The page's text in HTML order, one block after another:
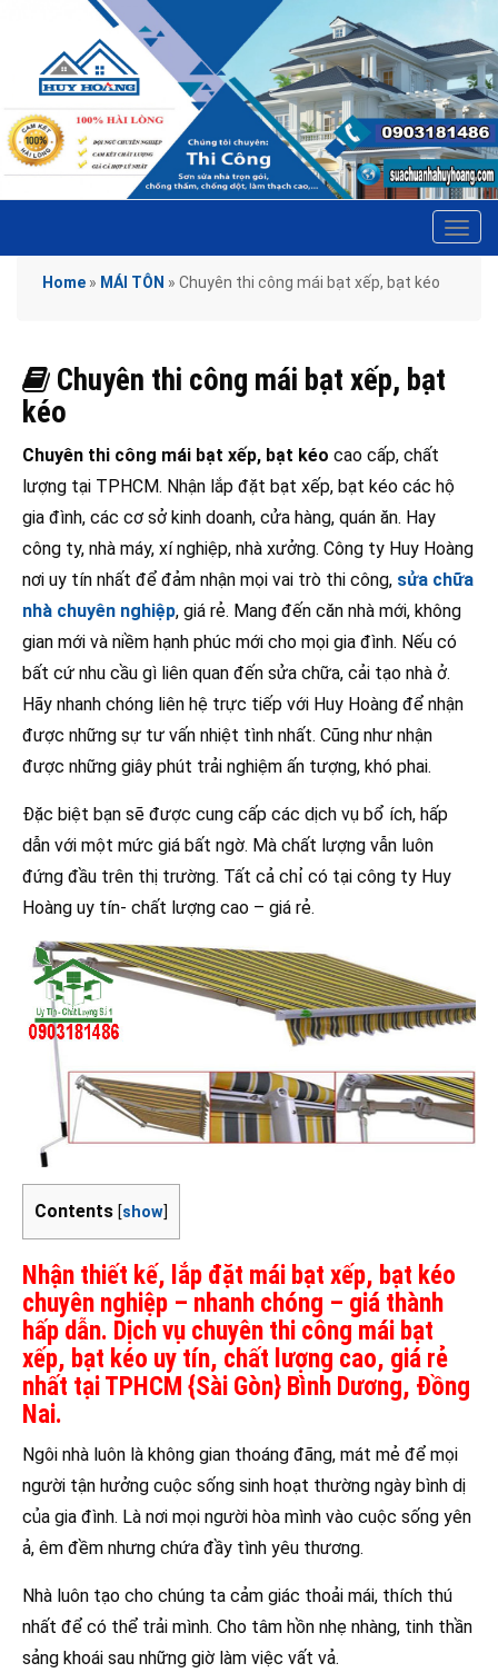
Home » MÁI TÔN » Chuyên thi công mái bạt xếp, bạt kéo
Chuyên thi công mái bạt xếp, bạt
kéo
Chuyên thi công mái bạt xếp, bạt kéo cao cấp, chất
lượng tại TPHCM. Nhận lắp đặt bạt xếp, bạt kéo các hộ
gia đình, các cơ sở kinh doanh, cửa hàng, quán ăn. Hay
công ty, nhà máy, xí nghiệp, nhà xưởng. Công ty Huy Hoàng
nơi uy tín nhất để đảm nhận mọi vai trò thi công, sửa chữa
nhà chuyên nghiệp, giá rẻ. Mang đến căn nhà mới, không
gian mới và niềm hạnh phúc mới cho mọi gia đình. Nếu có
bất cứ nhu cầu gì liên quan đến sửa chữa, cải tạo nhà ở.
Hãy nhanh chóng liên hệ trực tiếp với Huy Hoàng để nhận
được những sự tư vấn nhiệt tình nhất. Cũng như nhận
được những giây phút trải nghiệm ấn tượng, khó phai.
Đặc biệt bạn sẽ được cung cấp các dịch vụ bổ ích, hấp
dẫn với một mức giá bất ngờ. Mà chất lượng vẫn luôn
đứng đầu trên thị trường. Tất cả chỉ có tại công ty Huy
Hoàng uy tín- chất lượng cao – giá rẻ.
Contents [show]
Nhận thiết kế, lắp đặt mái bạt xếp, bạt kéo
chuyên nghiệp – nhanh chóng – giá thành
hấp dẫn. Dịch vụ chuyên thi công mái bạt
xếp, bạt kéo uy tín, chất lượng cao, giá rẻ
nhất tại TPHCM {Sài Gòn} Bình Dương, Đồng
Nai.
Ngôi nhà luôn là không gian thoáng đãng, mát mẻ để mọi
người tận hưởng cuộc sống sinh hoạt thường ngày bình dị
của gia đình. Là nơi mọi người hòa mình vào cuộc sống yên
ả, êm đềm nhưng chứa đầy tình yêu thương.
Nhà luôn tạo cho chúng ta cảm giác thoải mái, thích thú
nhất để có thể trải mình. Cho tâm hồn nhẹ nhàng, tinh thần
sảng khoái sau những giờ làm việc vất vả.